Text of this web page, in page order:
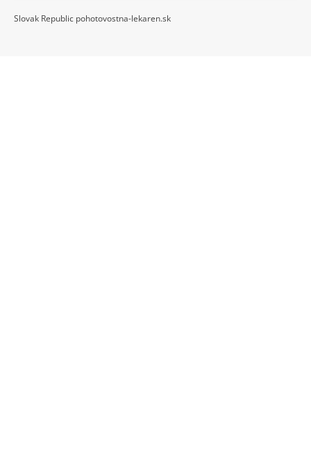
Slovak Republic pohotovostna-lekaren.sk